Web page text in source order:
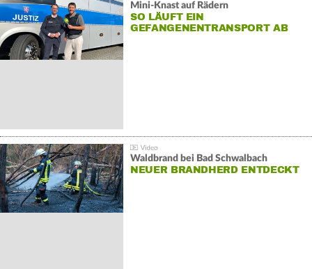
Mini-Knast auf Rädern
SO LÄUFT EIN
GEFANGENENTRANSPORT AB
Waldbrand bei Bad Schwalbach
NEUER BRANDHERD ENTDECKT